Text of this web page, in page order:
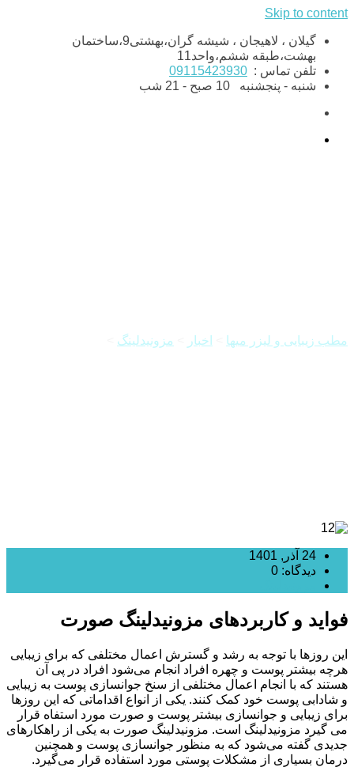
Skip to content
گیلان ، لاهیجان ، شیشه گران،بهشتی9،ساختمان
بهشت،طبقه ششم،واحد11
تلفن تماس : 09115423930
شنبه - پنجشنبه
مطب زیبایی و لیزر میها اخبار مزونیدلینگ
24 آذر, 1401
دیدگاه: 0
فواید و کاربردهای مزونیدلینگ صورت
این روزها با توجه به رشد و گسترش اعمال مختلفی که برای زیبایی
هرچه بیشتر پوست و چهره افراد انجام می‌شود افراد در پی آن
هستند که با انجام اعمال مختلفی از سنخ جوانسازی پوست به زیبایی
و شادابی پوست خود کمک کنند. یکی از انواع اقداماتی که این روزها
برای زیبایی و جوانسازی بیشتر پوست و صورت مورد استفاه قرار
می گیرد مزونیدلینگ است. مزونیدلینگ صورت به یکی از راهکارهای
جدیدی گفته می‌شود که به منظور جوانسازی پوست و همچنین
درمان بسیاری از مشکلات پوستی مورد استفاده قرار می‌گیرد.